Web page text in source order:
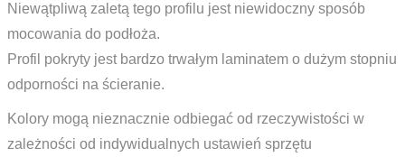
Niewątpliwą zaletą tego profilu jest niewidoczny sposób
mocowania do podłoża.
Profil pokryty jest bardzo trwałym laminatem o dużym stopniu
odporności na ścieranie.
Kolory mogą nieznacznie odbiegać od rzeczywistości w
zależności od indywidualnych ustawień sprzętu